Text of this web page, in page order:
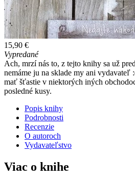
15,90 €
Vypredané
Ach, mrzí nás to, z tejto knihy sa už
nemáme ju na sklade my ani vydavateľ
mať šťastie v niektorých iných
posledné kusy.
Popis knihy
Podrobnosti
Recenzie
O autoroch
Vydavateľstvo
Viac o knihe